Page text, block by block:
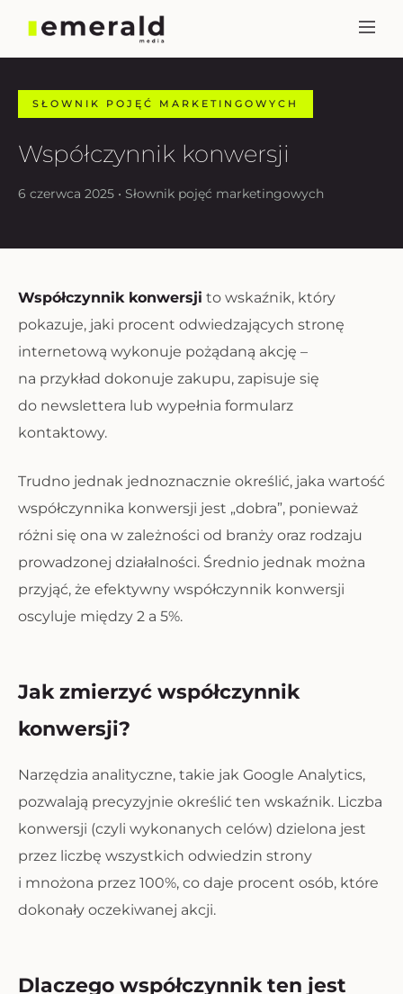
SŁOWNIK POJĘĆ MARKETINGOWYCH
Współczynnik konwersji
6 czerwca 2025 • Słownik pojęć marketingowych
Współczynnik konwersji to wskaźnik, który
pokazuje, jaki procent odwiedzających stronę
internetową wykonuje pożądaną akcję –
na przykład dokonuje zakupu, zapisuje się
do newslettera lub wypełnia formularz
kontaktowy.
Trudno jednak jednoznacznie określić, jaka wartość
współczynnika konwersji jest „dobra”, ponieważ
różni się ona w zależności od branży oraz rodzaju
prowadzonej działalności. Średnio jednak można
przyjąć, że efektywny współczynnik konwersji
oscyluje między 2 a 5%.
Jak zmierzyć współczynnik
konwersji?
Narzędzia analityczne, takie jak Google Analytics,
pozwalają precyzyjnie określić ten wskaźnik. Liczba
konwersji (czyli wykonanych celów) dzielona jest
przez liczbę wszystkich odwiedzin strony
i mnożona przez 100%, co daje procent osób, które
dokonały oczekiwanej akcji.
Dlaczego współczynnik ten jest